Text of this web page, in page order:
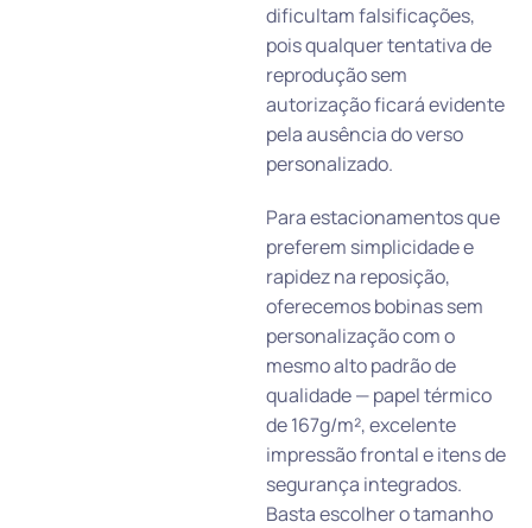
dificultam falsificações,
pois qualquer tentativa de
reprodução sem
autorização ficará evidente
pela ausência do verso
personalizado.
Para estacionamentos que
preferem simplicidade e
rapidez na reposição,
oferecemos bobinas sem
personalização com o
mesmo alto padrão de
qualidade — papel térmico
de 167g/m², excelente
impressão frontal e itens de
segurança integrados.
Basta escolher o tamanho